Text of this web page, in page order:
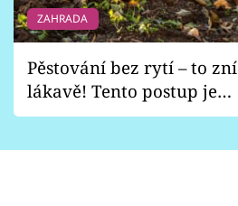
ZAHRADA
Pěstování bez rytí – to zní
lákavě! Tento postup je
vhodný jen pro některé